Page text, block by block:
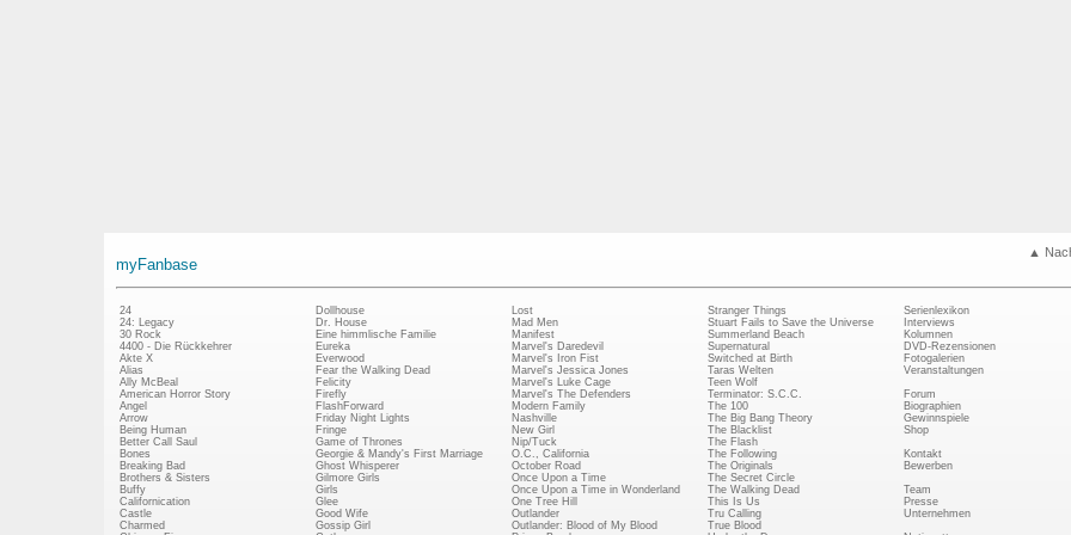
▲
myFanbase
24
24: Legacy
30 Rock
4400 - Die Rückkehrer
Akte X
Alias
Ally McBeal
American Horror Story
Angel
Arrow
Being Human
Better Call Saul
Bones
Breaking Bad
Brothers & Sisters
Buffy
Californication
Castle
Charmed
Dollhouse
Dr. House
Eine himmlische Familie
Eureka
Everwood
Fear the Walking Dead
Felicity
Firefly
FlashForward
Friday Night Lights
Fringe
Game of Thrones
Georgie & Mandy's First Marriage
Ghost Whisperer
Gilmore Girls
Girls
Glee
Good Wife
Gossip Girl
Lost
Mad Men
Manifest
Marvel's Daredevil
Marvel's Iron Fist
Marvel's Jessica Jones
Marvel's Luke Cage
Marvel's The Defenders
Modern Family
Nashville
New Girl
Nip/Tuck
O.C., California
October Road
Once Upon a Time
Once Upon a Time in Wonderland
One Tree Hill
Outlander
Outlander: Blood of My Blood
Stranger Things
Stuart Fails to Save the Universe
Summerland Beach
Supernatural
Switched at Birth
Taras Welten
Teen Wolf
Terminator: S.C.C.
The 100
The Big Bang Theory
The Blacklist
The Flash
The Following
The Originals
The Secret Circle
The Walking Dead
This Is Us
Tru Calling
True Blood
Serienlexikon
Interviews
Kolumnen
DVD-Rezensionen
Fotogalerien
Veranstaltungen
Forum
Biographien
Gewinnspiele
Shop
Kontakt
Bewerben
Team
Presse
Unternehmen